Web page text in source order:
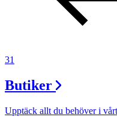
31
Butiker
Upptäck allt du behöver i